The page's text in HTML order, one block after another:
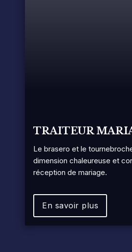
TRAITEUR
Le brasero et le
dimension chaleureuse et
réception de mariage.
En savoir plus